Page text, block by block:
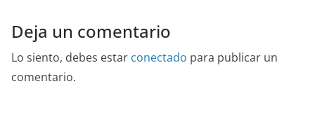
Deja un comentario
Lo siento, debes estar conectado para publicar un
comentario.